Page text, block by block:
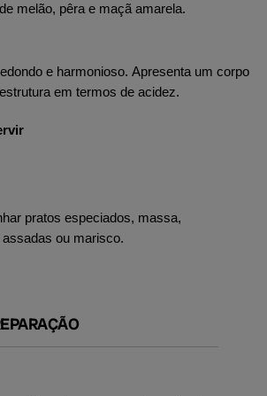
melão, pêra e maçã amarela.
e harmonioso. Apresenta um corpo
em termos de acidez.
pratos especiados, massa,
ou marisco.